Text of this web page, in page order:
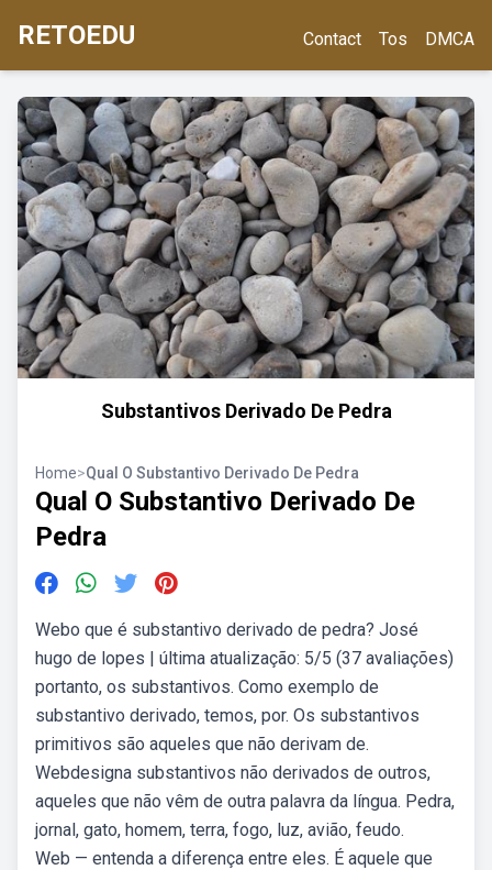
RETOEDU Contact Tos DMCA
Substantivos Derivado De Pedra
Home>Qual O Substantivo Derivado De Pedra
Qual O Substantivo Derivado De
Pedra
Webo que é substantivo derivado de pedra? José
hugo de lopes | última atualização: 5/5 (37 avaliações)
portanto, os substantivos. Como exemplo de
substantivo derivado, temos, por. Os substantivos
primitivos são aqueles que não derivam de.
Webdesigna substantivos não derivados de outros,
aqueles que não vêm de outra palavra da língua. Pedra,
jornal, gato, homem, terra, fogo, luz, avião, feudo.
Web — entenda a diferença entre eles. É aquele que